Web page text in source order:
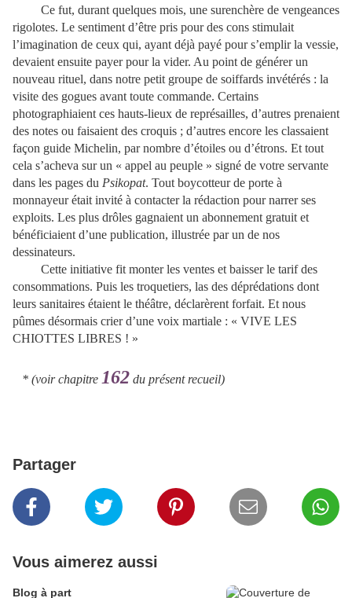
Ce fut, durant quelques mois, une surenchère de vengeances
rigolotes. Le sentiment d’être pris pour des cons stimulait
l’imagination de ceux qui, ayant déjà payé pour s’emplir la vessie,
devaient ensuite payer pour la vider. Au point de générer un
nouveau rituel, dans notre petit groupe de soiffards invétérés : la
visite des gogues avant toute commande. Certains
photographiaient ces hauts-lieux de représailles, d’autres prenaient
des notes ou faisaient des croquis ; d’autres encore les classaient
façon guide Michelin, par nombre d’étoiles ou d’étrons. Et tout
cela s’acheva sur un « appel au peuple » signé de votre servante
dans les pages du Psikopat. Tout boycotteur de porte à
monnayeur était invité à contacter la rédaction pour narrer ses
exploits. Les plus drôles gagnaient un abonnement gratuit et
bénéficiaient d’une publication, illustrée par un de nos
dessinateurs.
Cette initiative fit monter les ventes et baisser le tarif des
consommations. Puis les troquetiers, las des déprédations dont
leurs sanitaires étaient le théâtre, déclarèrent forfait. Et nous
pûmes désormais crier d’une voix martiale : « VIVE LES
CHIOTTES LIBRES ! »
* (voir chapitre 162 du présent recueil)
Partager
Vous aimerez aussi
Blog à part